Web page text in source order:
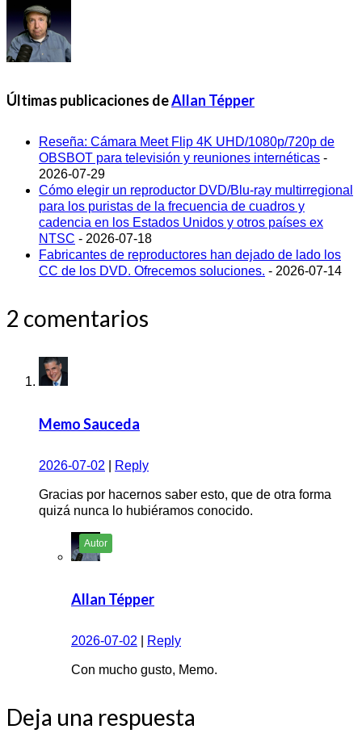
Últimas publicaciones deAllan Tépper
Reseña: Cámara Meet Flip 4K UHD/1080p/720p de
OBSBOT para televisión y reuniones internéticas -
2026-07-29
Cómo elegir un reproductor DVD/Blu-ray multirregional
para los puristas de la frecuencia de cuadros y
cadencia en los Estados Unidos y otros países ex
NTSC - 2026-07-18
Fabricantes de reproductores han dejado de lado los
CC de los DVD. Ofrecemos soluciones. - 2026-07-14
2 comentarios
Memo Sauceda
2026-07-02 Reply
Gracias por hacernos saber esto, que de otra forma
quizá nunca lo hubiéramos conocido.
Allan Tépper
2026-07-02 Reply
Con mucho gusto, Memo.
Deja una respuesta